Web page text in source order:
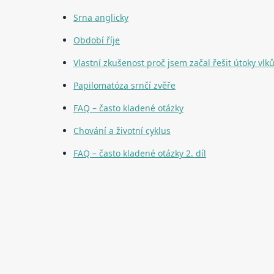
Srna anglicky
Období říje
Vlastní zkušenost proč jsem začal řešit útoky
Papilomatóza srnčí zvěře
FAQ – často kladené otázky
Chování a životní cyklus
FAQ – často kladené otázky 2. díl